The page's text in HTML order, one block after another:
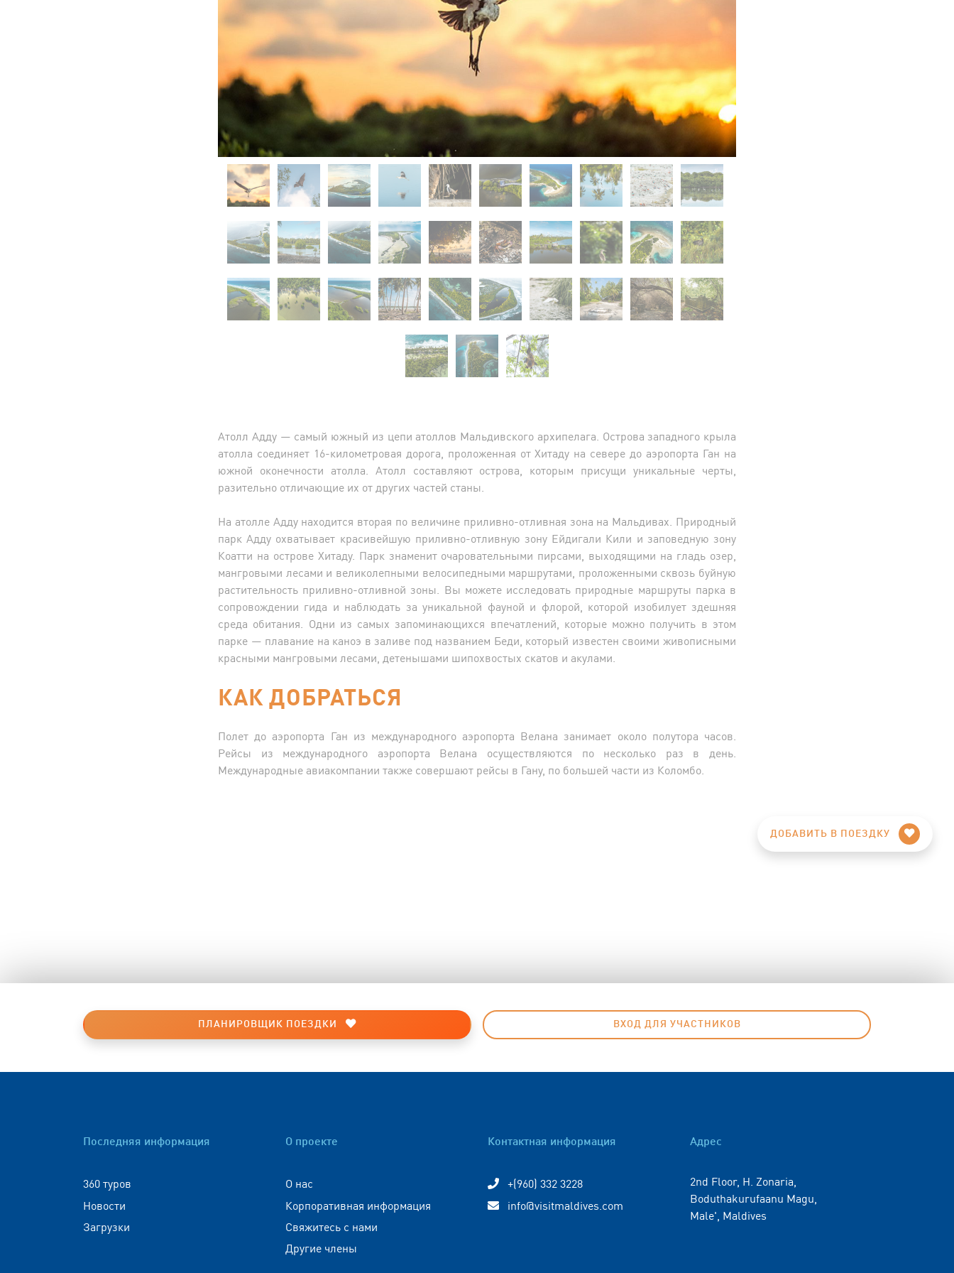
Атолл Адду — самый южный из цепи атоллов Мальдивского архипелага. Острова западного крыла
атолла соединяет 16-километровая дорога, проложенная от Хитаду на севере до аэропорта Ган на
южной оконечности атолла. Атолл составляют острова, которым присущи уникальные черты,
разительно отличающие их от других частей станы.
На атолле Адду находится вторая по величине приливно-отливная зона на Мальдивах. Природный
парк Адду охватывает красивейшую приливно-отливную зону Ейдигали Кили и заповедную зону
Коатти на острове Хитаду. Парк знаменит очаровательными пирсами, выходящими на гладь озер,
мангровыми лесами и великолепными велосипедными маршрутами, проложенными сквозь буйную
растительность приливно-отливной зоны. Вы можете исследовать природные маршруты парка в
сопровождении гида и наблюдать за уникальной фауной и флорой, которой изобилует здешняя
среда обитания. Одни из самых запоминающихся впечатлений, которые можно получить в этом
парке — плавание на каноэ в заливе под названием Беди, который известен своими живописными
красными мангровыми лесами, детенышами шипохвостых скатов и акулами.
КАК ДОБРАТЬСЯ
Полет до аэропорта Ган из международного аэропорта Велана занимает около полутора часов.
Рейсы из международного аэропорта Велана осуществляются по несколько раз в день.
Международные авиакомпании также совершают рейсы в Гану, по большей части из Коломбо.
ДОБАВИТЬ В ПОЕЗДКУ
ПЛАНИРОВЩИК ПОЕЗДКИ ВХОД ДЛЯ УЧАСТНИКОВ
Последняя информация
360 туров
Новости
Загрузки
О проекте
О нас
Корпоративная информация
Свяжитесь с нами
Другие члены
Контактная информация
+(960) 332 3228
info@visitmaldives.com
Адрес
2nd Floor, H. Zonaria,
Boduthakurufaanu Magu,
Male', Maldives